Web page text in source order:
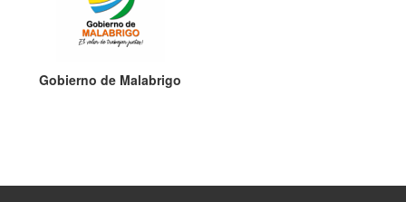
Gobierno de Malabrigo